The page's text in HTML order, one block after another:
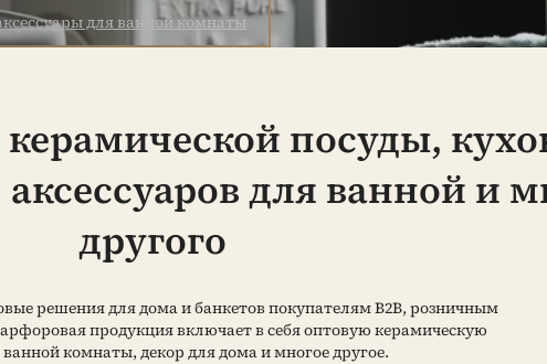
для ванной комнаты
посуды,
для ванной и
другого
решения для дома и банкетов покупателям B2B, розничным
продукция включает в себя оптовую керамическую
комнаты, декор для дома и многое другое.